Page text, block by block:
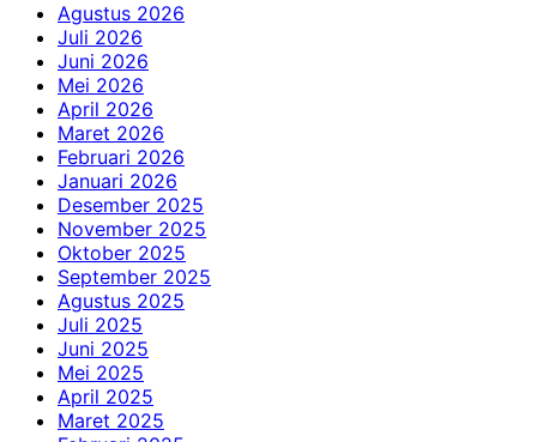
Agustus 2026
Juli 2026
Juni 2026
Mei 2026
April 2026
Maret 2026
Februari 2026
Januari 2026
Desember 2025
November 2025
Oktober 2025
September 2025
Agustus 2025
Juli 2025
Juni 2025
Mei 2025
April 2025
Maret 2025